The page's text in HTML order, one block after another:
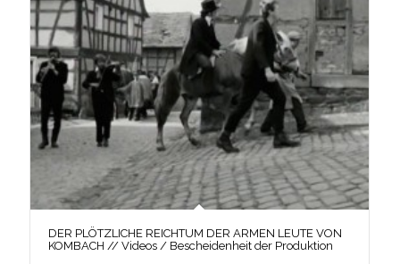
DER PLÖTZLICHE REICHTUM DER ARMEN LEUTE VON
KOMBACH // Videos / Bescheidenheit der Produktion